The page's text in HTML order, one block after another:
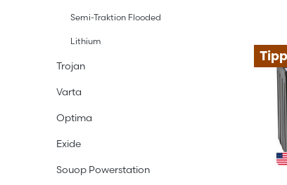
Semi-Traktion Flooded
Lithium
Trojan
Varta
Optima
Exide
Souop Powerstation
Tipp